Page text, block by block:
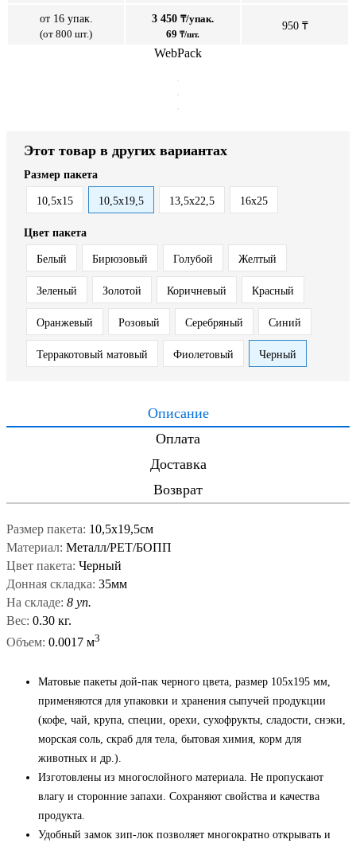
от 16 упак.
(от 800 шт.)
3 450 ₸/упак.
69 ₸/шт.
950 ₸
WebPack
Этот товар в других вариантах
Размер пакета
10,5х15 10,5х19,5 13,5х22,5 16х25
Цвет пакета
Белый Бирюзовый Голубой Желтый
Зеленый Золотой Коричневый Красный
Оранжевый Розовый Серебряный Синий
Терракотовый матовый Фиолетовый Черный
Описание
Оплата
Доставка
Возврат
Размер пакета: 10,5х19,5см
Материал: Металл/PET/БОПП
Цвет пакета: Черный
Донная складка: 35мм
На складе: 8 уп.
Вес: 0.30 кг.
Объем: 0.0017 м3
Матовые пакеты дой-пак черного цвета, размер 105x195 мм,
применяются для упаковки и хранения сыпучей продукции
(кофе, чай, крупа, специи, орехи, сухофрукты, сладости, снэки,
морская соль, скраб для тела, бытовая химия, корм для
животных и др.).
Изготовлены из многослойного материала. Не пропускают
влагу и сторонние запахи. Сохраняют свойства и качества
продукта.
Удобный замок зип-лок позволяет многократно открывать и